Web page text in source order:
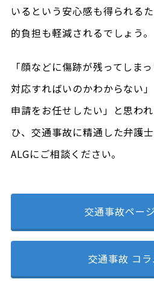
いるという安心感も得られる
的負担も軽減されるでしょう。
「顔などに傷跡が残ってしま
対応すればいのかわからない
申請をお任せしたい」と思わ
ひ、交通事故に精通した弁護
ALGにご相談ください。
交通事故ペー
交通事故 コ